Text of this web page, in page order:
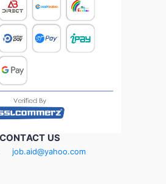
CONTACT US
job.aid@yahoo.com